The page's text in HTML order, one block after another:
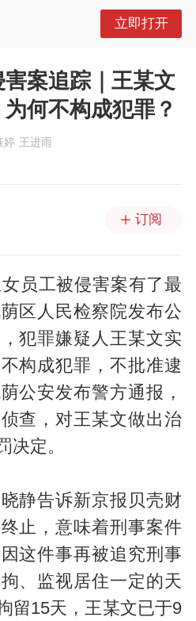
立即打开
案追踪｜王某文
何不构成犯罪？
婷 王进雨
订阅
员工被侵害案有了最
区人民检察院发布公
犯罪嫌疑人王某文实
构成犯罪，不批准逮
公安发布警方通报，
查，对王某文做出治
决定。
静告诉新京报贝壳财
止，意味着刑事案件
这件事再被追究刑事
、监视居住一定的天
留15天，王某文已于9